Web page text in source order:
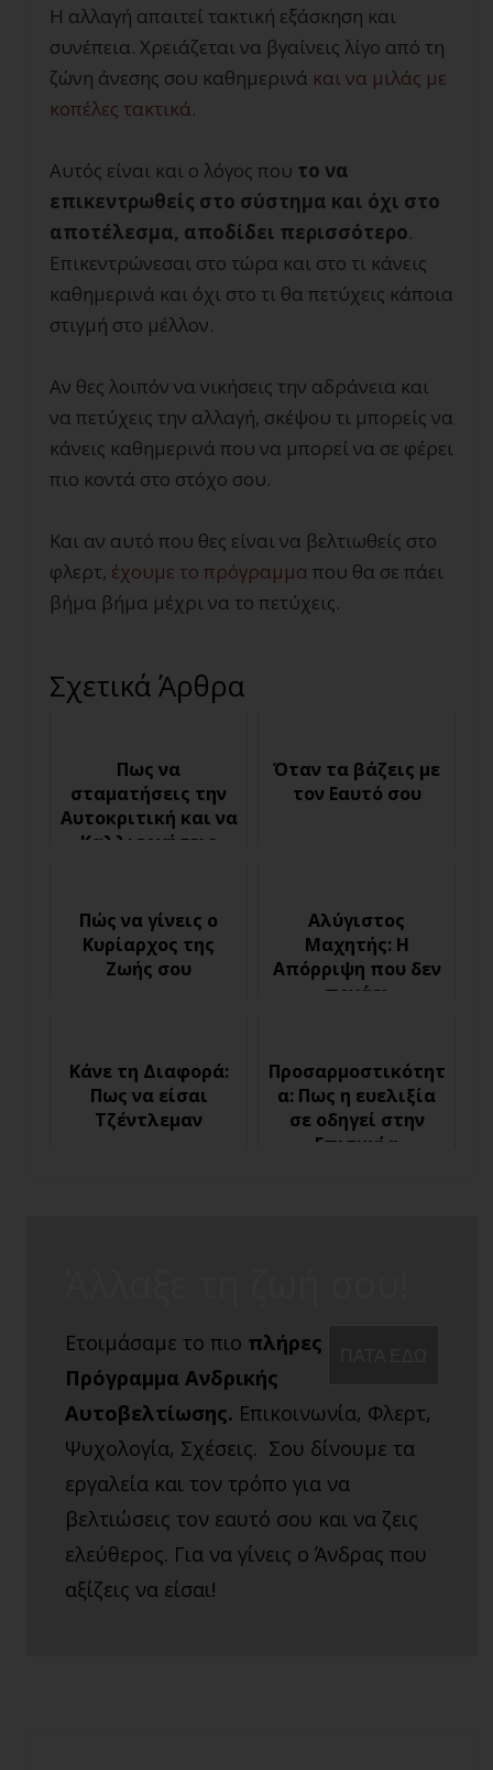
Η αλλαγή απαιτεί τακτική εξάσκηση και
συνέπεια. Χρειάζεται να βγαίνεις λίγο από τη
ζώνη άνεσης σου καθημερινά και να μιλάς με
κοπέλες τακτικά.
Αυτός είναι και ο λόγος που το να
επικεντρωθείς στο σύστημα και όχι στο
αποτέλεσμα, αποδίδει περισσότερο.
Επικεντρώνεσαι στο τώρα και στο τι κάνεις
καθημερινά και όχι στο τι θα πετύχεις κάποια
στιγμή στο μέλλον.
Αν θες λοιπόν να νικήσεις την αδράνεια και
να πετύχεις την αλλαγή, σκέψου τι μπορείς να
κάνεις καθημερινά που να μπορεί να σε φέρει
πιο κοντά στο στόχο σου.
Και αν αυτό που θες είναι να βελτιωθείς στο
φλερτ, έχουμε το πρόγραμμα που θα σε πάει
βήμα βήμα μέχρι να το πετύχεις.
Σχετικά Άρθρα
Πως να
σταματήσεις την
Αυτοκριτική και να
Καλλιεργήσεις
Όταν τα βάζεις με
τον Εαυτό σου
Πώς να γίνεις ο
Κυρίαρχος της
Ζωής σου
Αλύγιστος
Μαχητής: Η
Απόρριψη που δεν
πονάει
Κάνε τη Διαφορά:
Πως να είσαι
Τζέντλεμαν
Προσαρμοστικότητ
α: Πως η ευελιξία
σε οδηγεί στην
Επιτυχία
Ετοιμάσαμε το πιο πλήρες
Πρόγραμμα Ανδρικής
Αυτοβελτίωσης. Επικοινωνία, Φλερτ,
Ψυχολογία, Σχέσεις. Σου δίνουμε τα
εργαλεία και τον τρόπο για να
βελτιώσεις τον εαυτό σου και να ζεις
ελεύθερος. Για να γίνεις ο Άνδρας που
αξίζεις να είσαι!